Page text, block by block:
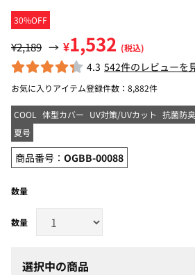
30%OFF
¥2,189 → ¥1,532 (税込)
4.3 542件のレビューを
お気に入りアイテム登録件数： 8,882件
COOL 体型カバー UV対策/UVカット 抗菌防臭
夏号
商品番号： OGBB-00088
数量
選択中の商品